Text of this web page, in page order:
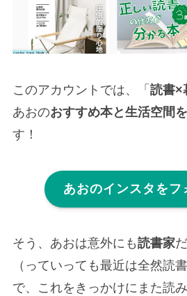
このアカウントでは、「 読書×
あおのおすすめ本と生活空間
す！
あおのインスタをフ
そう、あおは意外にも読書家
（っていっても最近は全然読
で、これをきっかけにまた読み